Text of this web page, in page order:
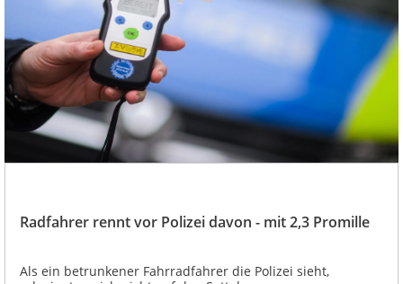
Radfahrer rennt vor Polizei davon - mit 2,3 Promille
Als ein betrunkener Fahrradfahrer die Polizei sieht,